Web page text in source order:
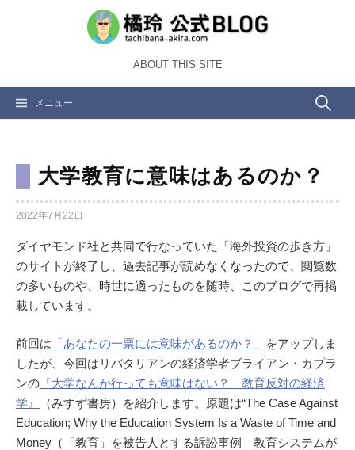
ツ
ABOUT THIS SITE
メニュー 検
大学教育に意味はあるのか？
2022年7月22日
ダイヤモンド社と共同で行なっていた「海外投資の歩き方」
のサイトが終了し、過去記事が読めなくなったので、閲覧数
の多いものや、時世に適ったものを随時、このブログで再掲
載しています。
前回は 「あなたの一票には意味があるのか？」
をアップしま
したが、今回はリバタリアンの経済学者ブライアン・カプラ
ンの 『大学なんか行っても意味はない？ 教育反対の経済
学』
（みすず書房）を紹介します。原題は“The Case Against
Education; Why the Education System Is a Waste of Time and
Money（「教育」を被告人とする訴訟事例 教育システムが